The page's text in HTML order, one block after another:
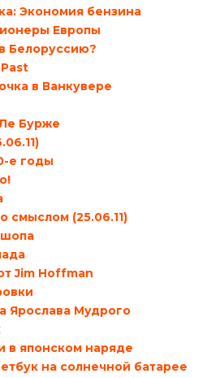
Экономия бензина
Европы
Белоруссию?
в Ванкувере
Бурже
е годы
смыслом (25.06.11)
Jim Hoffman
Ярослава Мудрого
в японском наряде
на солнечной батарее